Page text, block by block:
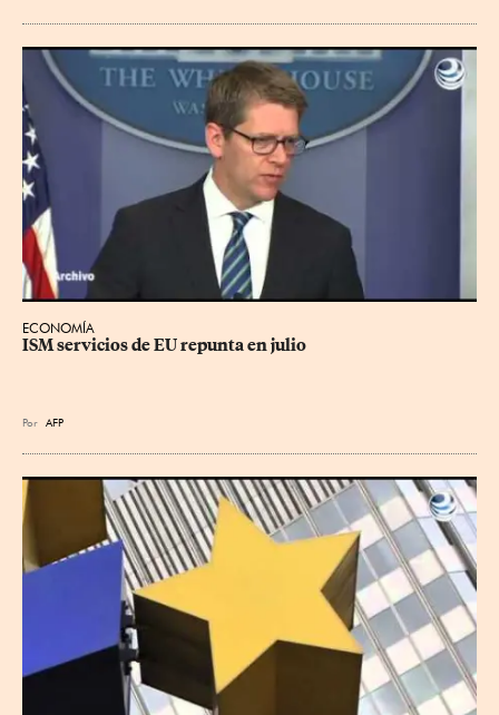
ECONOMÍA
ISM servicios de EU repunta en julio
Por AFP